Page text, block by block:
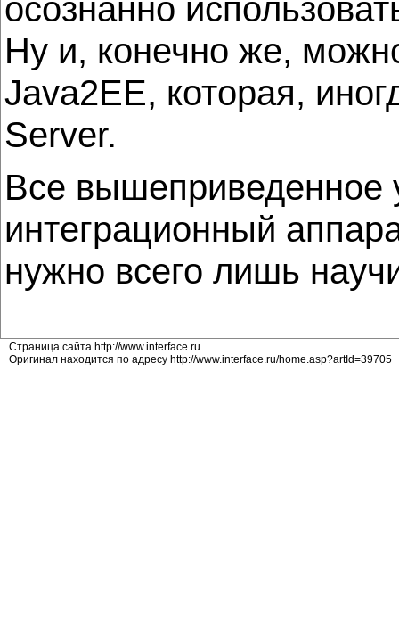
осознанно
Ну и, конечно же,
Java2EE, которая,
Server.
Все вышеприведенное
интеграционный
нужно всего лишь
Страница сайта http://www.interface.ru
Оригинал находится по адресу http://www.interface.ru/home.asp?artId=39705